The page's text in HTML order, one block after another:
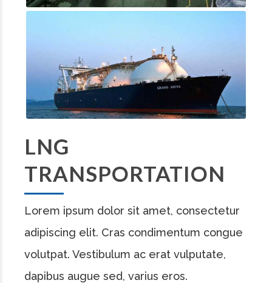
LNG
TRANSPORTATION
Lorem ipsum dolor sit amet, consectetur
adipiscing elit. Cras condimentum congue
volutpat. Vestibulum ac erat vulputate,
dapibus augue sed, varius eros.